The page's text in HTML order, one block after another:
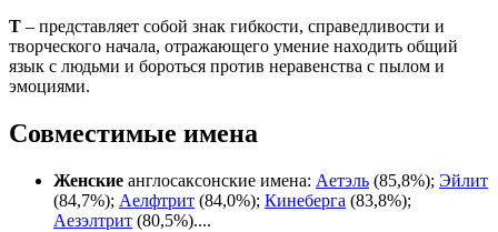
Т – представляет собой знак гибкости, справедливости и
творческого начала, отражающего умение находить общий
язык с людьми и бороться против неравенства с пылом и
эмоциями.
Совместимые имена
Женские англосаксонские имена: Аетэль (85,8%); Эйлит
(84,7%); Аелфтрит (84,0%); Кинеберга (83,8%);
Аезэлтрит (80,5%)....